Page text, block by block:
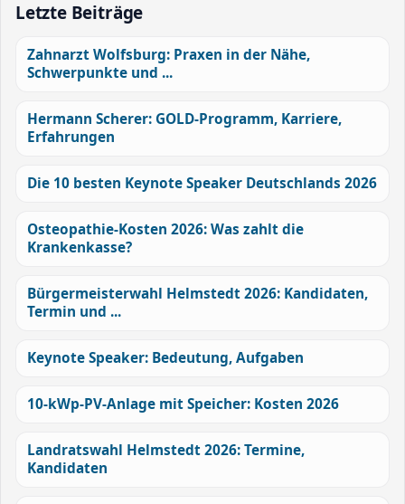
Letzte Beiträge
Zahnarzt Wolfsburg: Praxen in der Nähe,
Schwerpunkte und ...
Hermann Scherer: GOLD-Programm, Karriere,
Erfahrungen
Die 10 besten Keynote Speaker Deutschlands 2026
Osteopathie-Kosten 2026: Was zahlt die
Krankenkasse?
Bürgermeisterwahl Helmstedt 2026: Kandidaten,
Termin und ...
Keynote Speaker: Bedeutung, Aufgaben
10-kWp-PV-Anlage mit Speicher: Kosten 2026
Landratswahl Helmstedt 2026: Termine,
Kandidaten